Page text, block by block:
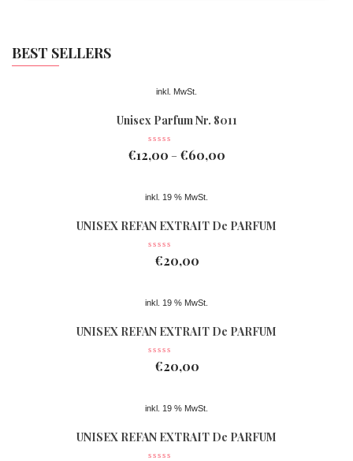
BEST SELLERS
inkl. MwSt.
Unisex Parfum Nr. 8011
€12,00 – €60,00
inkl. 19 % MwSt.
UNISEX REFAN EXTRAIT De PARFUM
Nr 078
€20,00
inkl. 19 % MwSt.
UNISEX REFAN EXTRAIT De PARFUM
Nr 077
€20,00
inkl. 19 % MwSt.
UNISEX REFAN EXTRAIT De PARFUM
Nr 361